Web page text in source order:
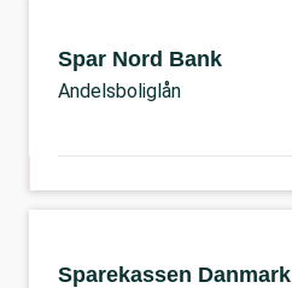
Spar Nord Bank
Andelsboliglån
Sparekassen Danmark